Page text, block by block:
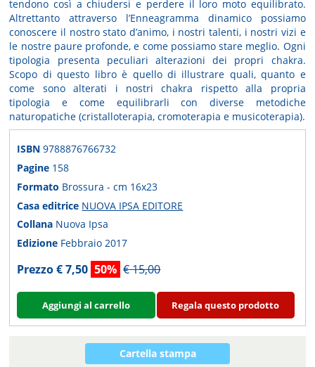
tendono così a chiudersi e perdere il loro moto equilibrato.
Altrettanto attraverso l’Enneagramma dinamico possiamo
conoscere il nostro stato d’animo, i nostri talenti, i nostri vizi e
le nostre paure profonde, e come possiamo stare meglio. Ogni
tipologia presenta peculiari alterazioni dei propri chakra.
Scopo di questo libro è quello di illustrare quali, quanto e
come sono alterati i nostri chakra rispetto alla propria
tipologia e come equilibrarli con diverse metodiche
naturopatiche (cristalloterapia, cromoterapia e musicoterapia).
ISBN9788876766732
Pagine 158
Formato Brossura - cm 16x23
Casa editrice NUOVA IPSA EDITORE
Collana Nuova Ipsa
Edizione Febbraio 2017
Prezzo € 7,50 50% € 15,00
Aggiungi al carrello Regala questo prodotto
Cartella stampa